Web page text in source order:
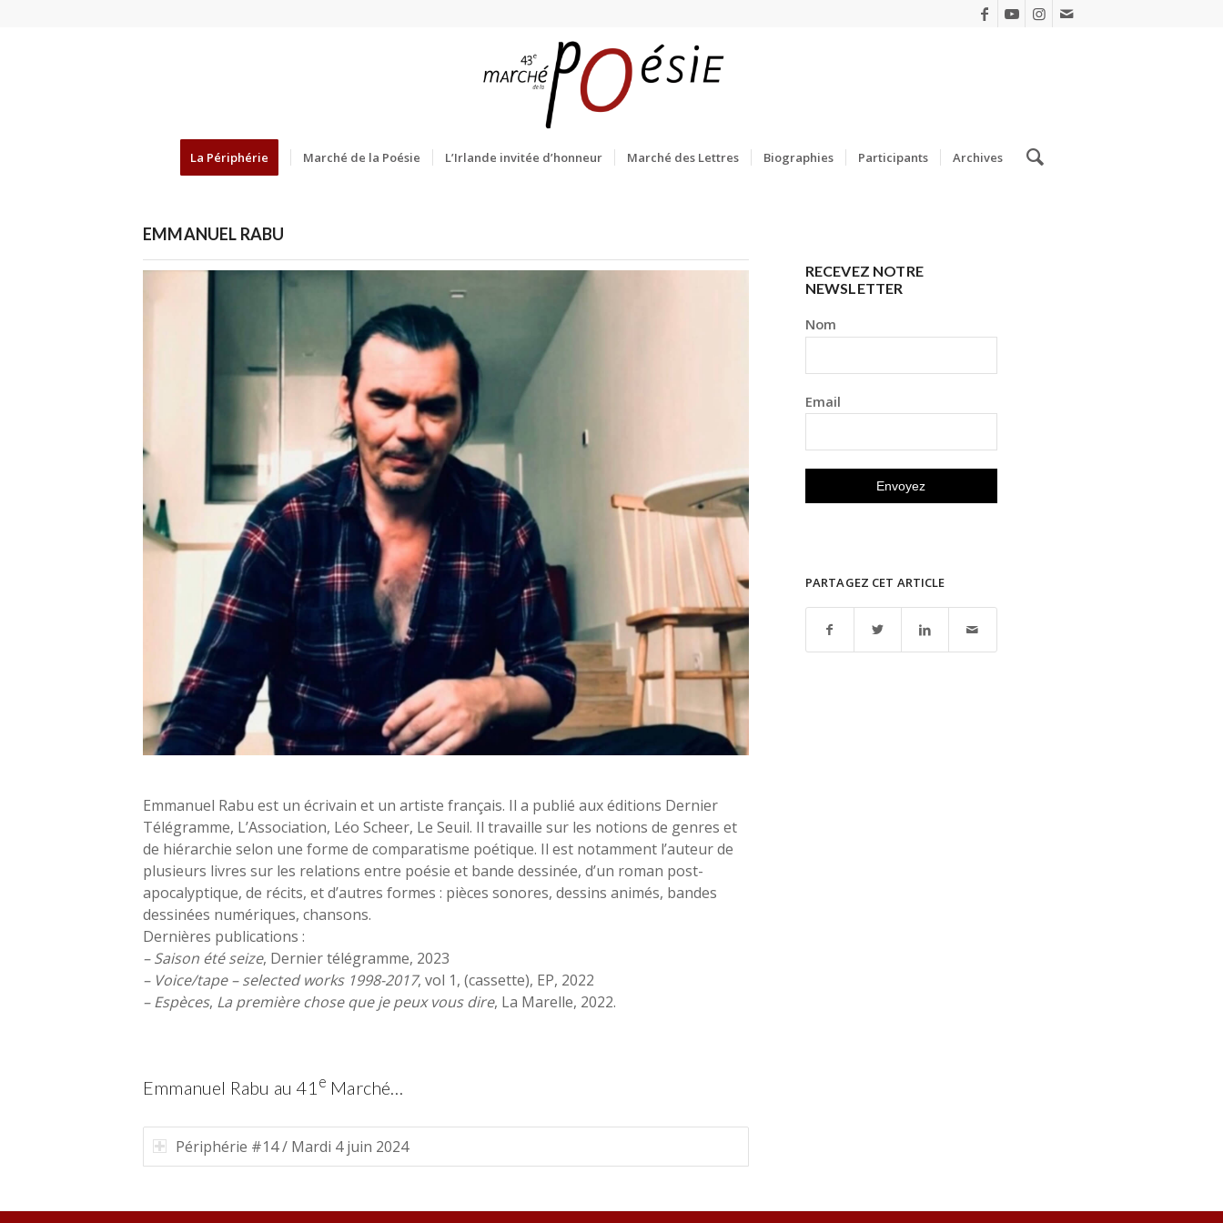
La Périphérie Marché de la Poésie L’Irlande invitée d’honneur Marché des Lettres Biographies Participants Archives
EMMANUEL RABU
Emmanuel Rabu (D.R.)
Emmanuel Rabu est un écrivain et un artiste français. Il a publié aux éditions Dernier
Télégramme, L’Association, Léo Scheer, Le Seuil. Il travaille sur les notions de genres et
de hiérarchie selon une forme de comparatisme poétique. Il est notamment l’auteur de
plusieurs livres sur les relations entre poésie et bande dessinée, d’un roman post-
apocalyptique, de récits, et d’autres formes : pièces sonores, dessins animés, bandes
dessinées numériques, chansons.
Dernières publications :
– Saison été seize, Dernier télégramme, 2023
– Voice/tape – selected works 1998-2017, vol 1, (cassette), EP, 2022
– Espèces, La première chose que je peux vous dire, La Marelle, 2022.
RECEVEZ NOTRE
NEWSLETTER
Nom
Email
PARTAGEZ CET ARTICLE
Emmanuel Rabu au 41 e Marché…
Périphérie #14 / Mardi 4 juin 2024